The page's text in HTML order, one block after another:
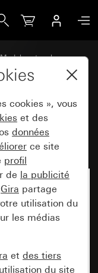
Modules et caches
cookies », vous
et des
données
ce site
profil
de la publicité
Gira partage
utilisation du
les médias
et des tiers
du site